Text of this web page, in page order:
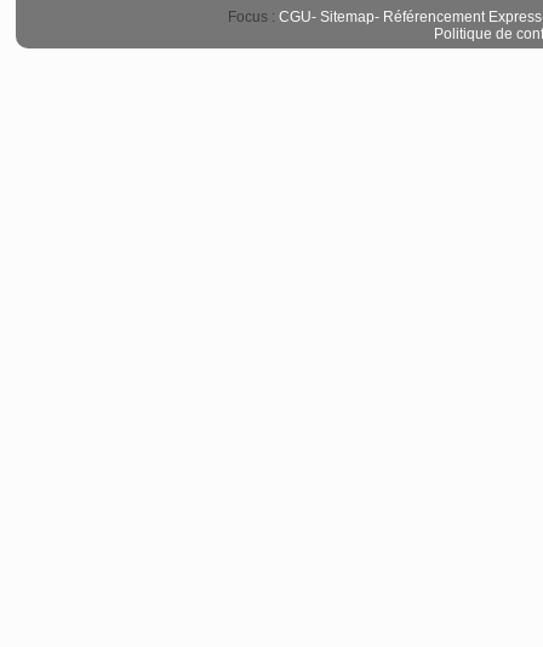
Focus : CGU- Sitemap- Référencement Express
Politique de